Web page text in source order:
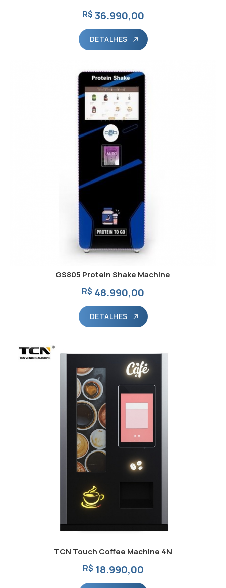
R$ 36.990,00
DETALHES
GS805 Protein Shake Machine
R$ 48.990,00
DETALHES
TCN Touch Coffee Machine 4N
R$ 18.990,00